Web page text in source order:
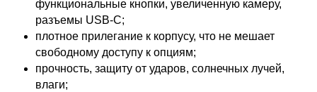
функциональные кнопки, увеличенную камеру,
разъемы USB-C;
плотное прилегание к корпусу, что не мешает
свободному доступу к опциям;
прочность, защиту от ударов, солнечных лучей,
влаги;